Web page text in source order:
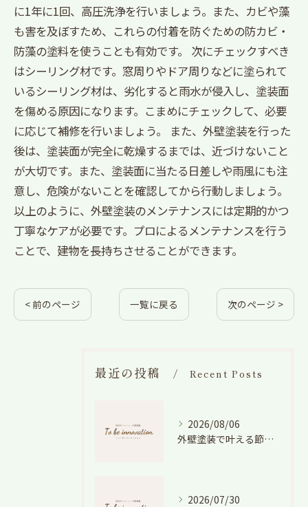
に1年に1回、高圧洗浄を行いましょう。また、カビや藻
も害を及ぼすため、これらの付着を防ぐための防カビ・
防藻の塗料を使うことも有効です。 次にチェックすべき
はシーリング材です。窓周りやドア周りなどに塗られて
いるシーリング材は、劣化すると雨水が侵入し、塗装面
を傷める原因になります。こまめにチェックして、必要
に応じて補修を行いましょう。 また、外壁塗装を行った
後は、塗装面が完全に乾燥するまでは、近づけないこと
が大切です。また、塗装面に当たる日差しや雨風にも注
意し、危険がないことを確認してから行動しましょう。
以上のように、外壁塗装のメンテナンスには定期的かつ
丁寧なケアが必要です。プロによるメンテナンスを行う
ことで、建物を長持ちさせることができます。
< 前のページ 一覧に戻る 次のページ >
最近の投稿 Recent Posts
2026/08/06
外壁塗装で叶える節電効果と愛知県の相場や色選びのポイントを徹底解説
2026/07/30